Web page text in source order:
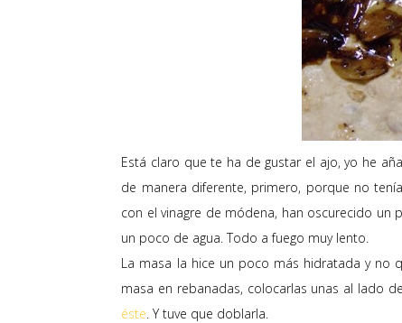
Está claro que te ha de gustar el ajo, yo he
de manera diferente, primero, porque no
con el vinagre de módena, han oscurecido un
un poco de agua. Todo a fuego muy lento.
La masa la hice un poco más hidratada y no
masa en rebanadas, colocarlas unas al lado
éste. Y tuve que doblarla.